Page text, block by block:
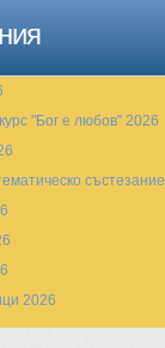
"Бог е любов" 2026
състезание
2026